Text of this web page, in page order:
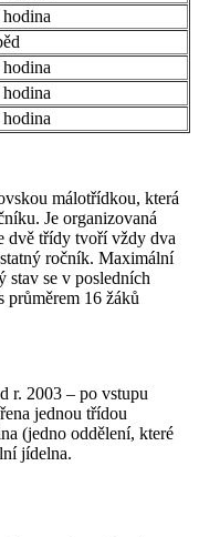
hodina
hodina
málotřídkou, která
Je organizovaná
dvě třídy tvoří vždy dva
ročník. Maximální
stav se v posledních
průměrem 16 žáků
r. 2003 – po vstupu
jednou třídou
(jedno oddělení, které
a školní jídelna.